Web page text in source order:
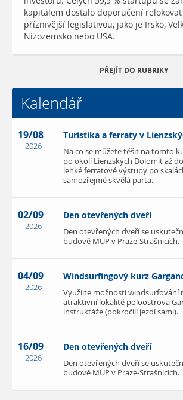
kapitálem dostalo doporučení
příznivější legislativou, jako je Irsko,
Nizozemsko nebo USA.
PŘEJÍT DO RUBRIKY
Kalendář
19/08
2026
Turistika a ferraty v
Na co se můžete těšit na tomto
po okolí Lienzských Dolomit až
lehké ferratové výstupy po
samozřejmě skvělá parta.
02/09
2026
Den otevřených dveří
Den otevřených dveří se
budově MUP v Praze-Strašnicích.
04/09
2026
Windsurfingový kurz
Využijte možnosti windsurfování
atraktivní lokalitě poloostrova
instruktáže (pokročilí jezdí sami).
16/09
2026
Den otevřených dveří
Den otevřených dveří se
budově MUP v Praze-Strašnicích.